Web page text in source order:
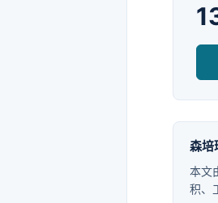
森培
本文
积、